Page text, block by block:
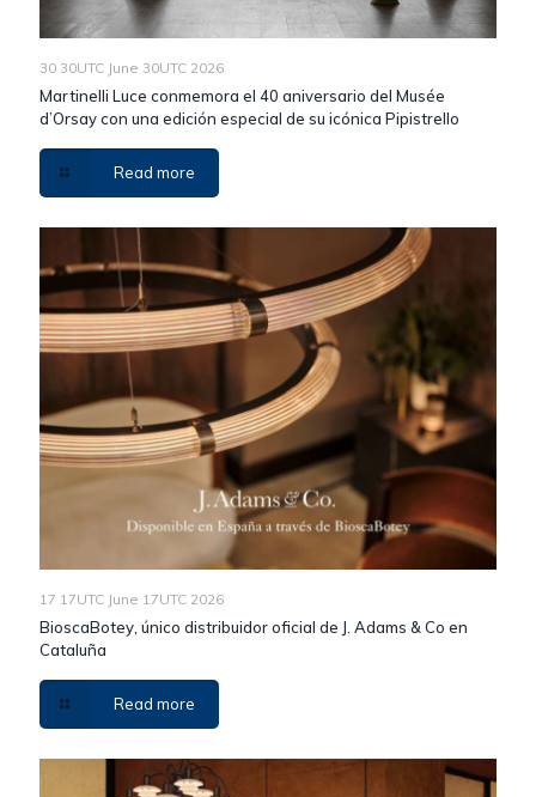
30 30UTC June 30UTC 2026
Martinelli Luce conmemora el 40 aniversario del Musée
d’Orsay con una edición especial de su icónica Pipistrello
Read more
17 17UTC June 17UTC 2026
BioscaBotey, único distribuidor oficial de J. Adams & Co en
Cataluña
Read more